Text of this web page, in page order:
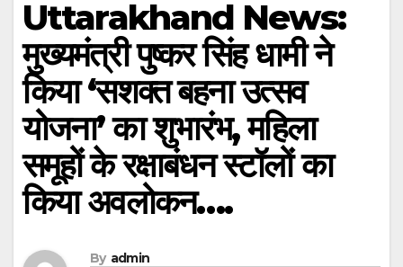
Uttarakhand News:
मुख्यमंत्री पुष्कर सिंह धामी ने
किया ‘सशक्त बहना उत्सव
योजना’ का शुभारंभ, महिला
समूहों के रक्षाबंधन स्टॉलों का
किया अवलोकन….
By admin